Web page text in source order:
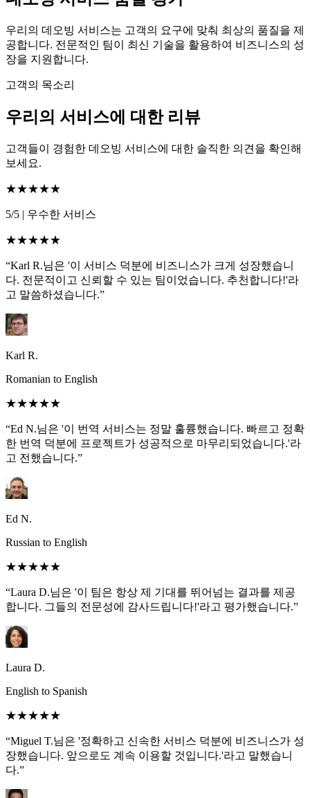
우리의 데오빙 서비스는 고객의 요구에 맞춰 최상의 품질을 제
공합니다. 전문적인 팀이 최신 기술을 활용하여 비즈니스의 성
장을 지원합니다.
고객의 목소리
우리의 서비스에 대한 리뷰
고객들이 경험한 데오빙 서비스에 대한 솔직한 의견을 확인해
보세요.
★★★★★
5/5 | 우수한 서비스
★★★★★
“Karl R.님은 '이 서비스 덕분에 비즈니스가 크게 성장했습니
다. 전문적이고 신뢰할 수 있는 팀이었습니다. 추천합니다!'라
고 말씀하셨습니다.”
Karl R.
Romanian to English
★★★★★
“Ed N.님은 '이 번역 서비스는 정말 훌륭했습니다. 빠르고 정확
한 번역 덕분에 프로젝트가 성공적으로 마무리되었습니다.'라
고 전했습니다.”
Ed N.
Russian to English
★★★★★
“Laura D.님은 '이 팀은 항상 제 기대를 뛰어넘는 결과를 제공
합니다. 그들의 전문성에 감사드립니다!'라고 평가했습니다.”
Laura D.
English to Spanish
★★★★★
“Miguel T.님은 '정확하고 신속한 서비스 덕분에 비즈니스가 성
장했습니다. 앞으로도 계속 이용할 것입니다.'라고 말했습니
다.”